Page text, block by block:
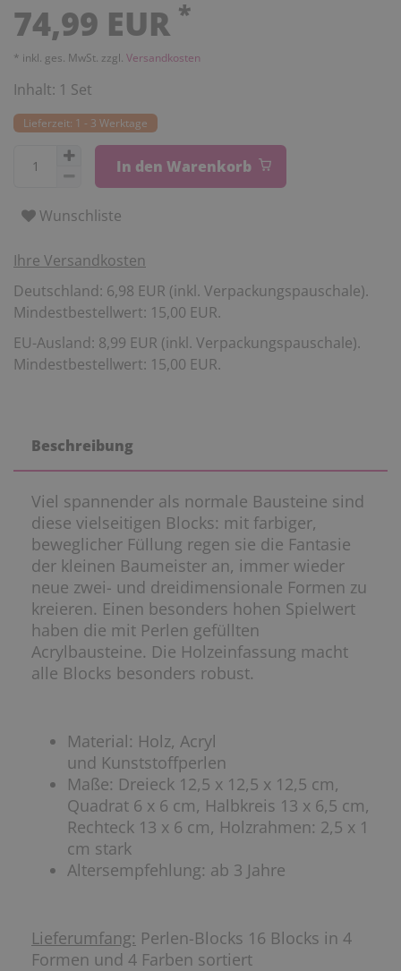
74,99 EUR *
* inkl. ges. MwSt. zzgl. Versandkosten
Inhalt: 1 Set
Lieferzeit: 1 - 3 Werktage
In den Warenkorb
Wunschliste
Ihre Versandkosten
Deutschland: 6,98 EUR (inkl. Verpackungspauschale).
Mindestbestellwert: 15,00 EUR.
EU-Ausland: 8,99 EUR (inkl. Verpackungspauschale).
Mindestbestellwert: 15,00 EUR.
Beschreibung
Viel spannender als normale Bausteine sind
diese vielseitigen Blocks: mit farbiger,
beweglicher Füllung regen sie die Fantasie
der kleinen Baumeister an, immer wieder
neue zwei- und dreidimensionale Formen zu
kreieren. Einen besonders hohen Spielwert
haben die mit Perlen gefüllten
Acrylbausteine. Die Holzeinfassung macht
alle Blocks besonders robust.
Material: Holz, Acryl
und Kunststoffperlen
Maße: Dreieck 12,5 x 12,5 x 12,5 cm,
Quadrat 6 x 6 cm, Halbkreis 13 x 6,5 cm,
Rechteck 13 x 6 cm, Holzrahmen: 2,5 x 1
cm stark
Altersempfehlung: ab 3 Jahre
Lieferumfang: Perlen-Blocks 16 Blocks in 4
Formen und 4 Farben sortiert